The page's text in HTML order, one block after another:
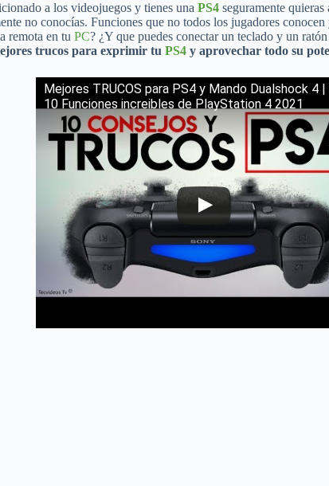
a los videojuegos y tienes una PS4 seguramente
no conocías. Funciones que no todos los jugadores
remota en tu PC? ¿Y que puedes conectar un teclado y un
trucos para exprimir tu PS4 y aprovechar todo su
Mejores TRUCOS para PS4 y Mando Dualshock 4
10 Funciones increibles de PlayStation 4 2021